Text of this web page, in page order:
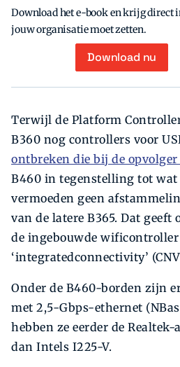
Download het e-book en krijg direct
jouw organisatie moet zetten.
Download nu
Terwijl de Platform
B360 nog controllers voor
ontbreken die bij de opvolger
B460 in tegenstelling tot wat
vermoeden geen
van de latere B365. Dat geeft
de ingebouwde
‘integratedconnectivity’
Onder de B460-borden zijn
met 2,5-Gbps-ethernet
hebben ze eerder de
dan Intels I225-V.